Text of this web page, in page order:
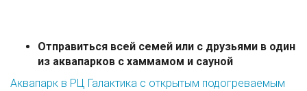
Отправиться всей семей или с друзьями в один
из аквапарков с хаммамом и сауной
Аквапарк в РЦ Галактика с открытым подогреваемым